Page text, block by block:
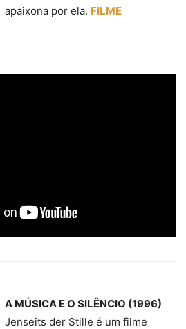
apaixona por ela. FILME
A MÚSICA E O SILÊNCIO (1996)
Jenseits der Stille é um filme